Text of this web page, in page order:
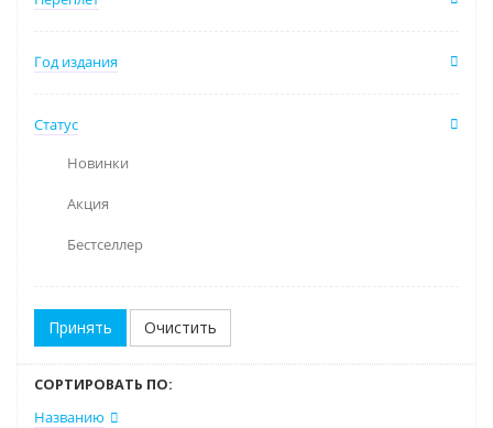
Год издания
Статус
Новинки
Акция
Бестселлер
Очистить
СОРТИРОВАТЬ ПО:
Названию